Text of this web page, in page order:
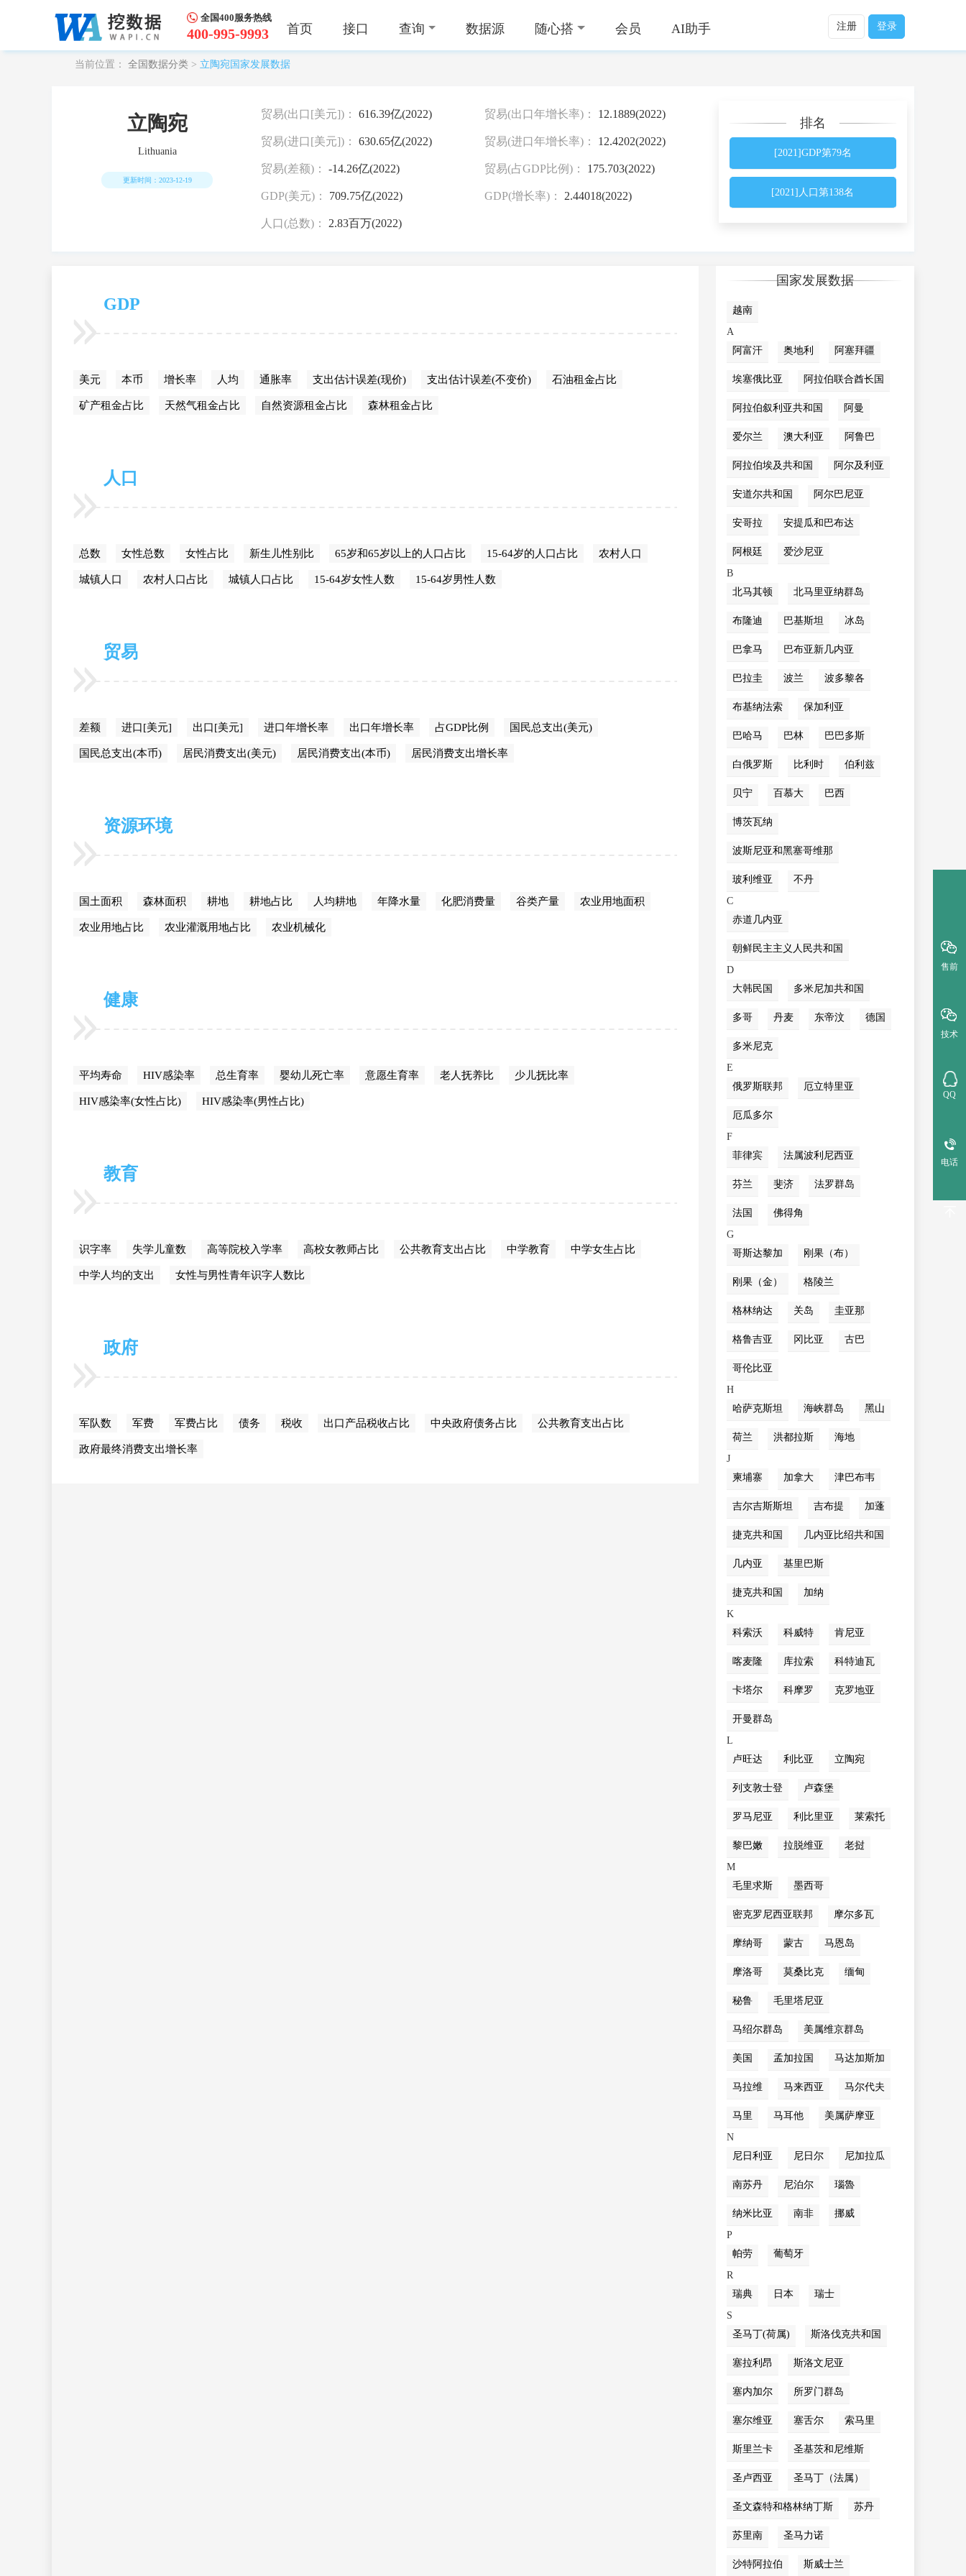
全国400服务热线
400-995-9993 首页 接口 查询 数据源 随心搭 会员 AI助手 注册 登录
当前位置： 全国数据分类 > 立陶宛国家发展数据
立陶宛
Lithuania
更新时间：2023-12-19
贸易(出口[美元])： 616.39亿(2022) 贸易(出口年增长率)： 12.1889(2022)
贸易(进口[美元])： 630.65亿(2022) 贸易(进口年增长率)： 12.4202(2022)
贸易(差额)： -14.26亿(2022) 贸易(占GDP比例)： 175.703(2022)
GDP(美元)： 709.75亿(2022) GDP(增长率)： 2.44018(2022)
人口(总数)： 2.83百万(2022)
排名
[2021]GDP第79名
[2021]人口第138名
GDP
美元 本币 增长率 人均 通胀率 支出估计误差(现价) 支出估计误差(不变价) 石油租金占比
矿产租金占比 天然气租金占比 自然资源租金占比 森林租金占比
人口
总数 女性总数 女性占比 新生儿性别比 65岁和65岁以上的人口占比 15-64岁的人口占比 农村人口
城镇人口 农村人口占比 城镇人口占比 15-64岁女性人数 15-64岁男性人数
贸易
差额 进口[美元] 出口[美元] 进口年增长率 出口年增长率 占GDP比例 国民总支出(美元)
国民总支出(本币) 居民消费支出(美元) 居民消费支出(本币) 居民消费支出增长率
资源环境
国土面积 森林面积 耕地 耕地占比 人均耕地 年降水量 化肥消费量 谷类产量 农业用地面积
农业用地占比 农业灌溉用地占比 农业机械化
健康
平均寿命 HIV感染率 总生育率 婴幼儿死亡率 意愿生育率 老人抚养比 少儿抚比率
HIV感染率(女性占比) HIV感染率(男性占比)
教育
识字率 失学儿童数 高等院校入学率 高校女教师占比 公共教育支出占比 中学教育 中学女生占比
中学人均的支出 女性与男性青年识字人数比
政府
军队数 军费 军费占比 债务 税收 出口产品税收占比 中央政府债务占比 公共教育支出占比
政府最终消费支出增长率
国家发展数据
越南
A
阿富汗
奥地利 阿塞拜疆
埃塞俄比亚 阿拉伯联合酋长国
阿拉伯叙利亚共和国 阿曼
爱尔兰 澳大利亚 阿鲁巴
阿拉伯埃及共和国 阿尔及利亚
安道尔共和国 阿尔巴尼亚
安哥拉 安提瓜和巴布达
阿根廷
爱沙尼亚
B
北马其顿
北马里亚纳群岛
布隆迪 巴基斯坦 冰岛
巴拿马 巴布亚新几内亚
巴拉圭 波兰 波多黎各
布基纳法索 保加利亚
巴哈马 巴林 巴巴多斯
白俄罗斯 比利时 伯利兹
贝宁 百慕大 巴西
博茨瓦纳
波斯尼亚和黑塞哥维那
玻利维亚
不丹
C
赤道几内亚
朝鲜民主主义人民共和国
D
大韩民国
多米尼加共和国
多哥 丹麦 东帝汶 德国
多米尼克
E
俄罗斯联邦
厄立特里亚
厄瓜多尔
F
菲律宾
法属波利尼西亚
芬兰 斐济 法罗群岛
法国
佛得角
G
哥斯达黎加
刚果（布）
刚果（金） 格陵兰
格林纳达 关岛 圭亚那
格鲁吉亚 冈比亚 古巴
哥伦比亚
H
哈萨克斯坦
海峡群岛 黑山
荷兰 洪都拉斯
海地
J
柬埔寨
加拿大 津巴布韦
吉尔吉斯斯坦 吉布提 加蓬
捷克共和国 几内亚比绍共和国
几内亚 基里巴斯
捷克共和国
加纳
K
科索沃
科威特 肯尼亚
喀麦隆 库拉索 科特迪瓦
卡塔尔 科摩罗 克罗地亚
开曼群岛
L
卢旺达
利比亚 立陶宛
列支敦士登 卢森堡
罗马尼亚 利比里亚 莱索托
黎巴嫩 拉脱维亚
老挝
M
毛里求斯
墨西哥
密克罗尼西亚联邦 摩尔多瓦
摩纳哥 蒙古 马恩岛
摩洛哥 莫桑比克 缅甸
秘鲁 毛里塔尼亚
马绍尔群岛 美属维京群岛
美国 孟加拉国 马达加斯加
马拉维 马来西亚 马尔代夫
马里 马耳他
美属萨摩亚
N
尼日利亚
尼日尔 尼加拉瓜
南苏丹 尼泊尔 瑙魯
纳米比亚 南非
挪威
P
帕劳
葡萄牙
R
瑞典
日本
瑞士
S
圣马丁(荷属)
斯洛伐克共和国
塞拉利昂 斯洛文尼亚
塞内加尔 所罗门群岛
塞尔维亚 塞舌尔 索马里
斯里兰卡 圣基茨和尼维斯
圣卢西亚 圣马丁（法属）
圣文森特和格林纳丁斯 苏丹
苏里南 圣马力诺
沙特阿拉伯 斯威士兰
售前
技术
QQ
电话